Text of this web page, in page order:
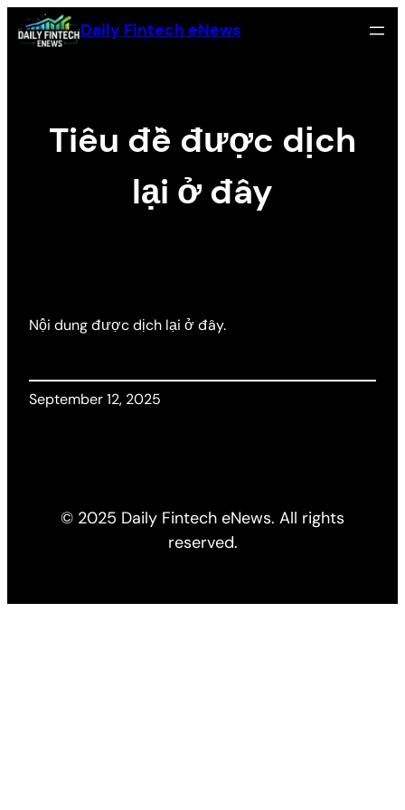
Skip
to
Daily Fintech eNews
Tiêu đề được dịch
lại ở đây
Nội dung được dịch lại ở đây.
September 12, 2025
© 2025 Daily Fintech eNews. All rights
reserved.